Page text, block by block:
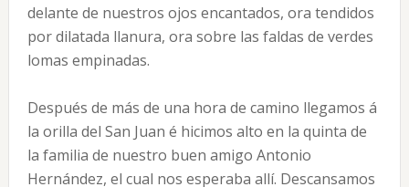
delante de nuestros ojos encantados, ora tendidos
por dilatada llanura, ora sobre las faldas de verdes
lomas empinadas.
Después de más de una hora de camino llegamos á
la orilla del San Juan é hicimos alto en la quinta de
la familia de nuestro buen amigo Antonio
Hernández, el cual nos esperaba allí. Descansamos